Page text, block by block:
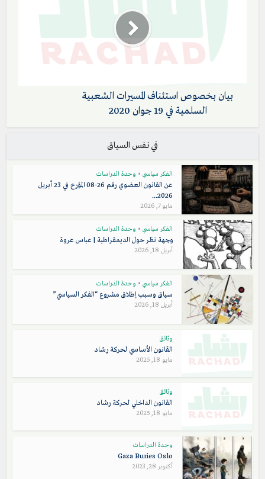
بيان بخصوص استئناف المسيرات الشعبية
السلمية في 19 جوان 2020
في نفس السياق
الفكر سياسي • وحدة الدراسات
عن القانون العضوي رقم 26-08 المؤرخ في 23 أبريل
2026...
مايو 7, 2026
الفكر سياسي • وحدة الدراسات
وجهة نظر حول الديمقراطية | عباس عروة
أبريل 18, 2026
الفكر سياسي • وحدة الدراسات
سياق وسبب إطلاق مشروع “الفكر السياسي”
أبريل 18, 2026
وثائق
القانون الأساسي لحركة رشاد
مايو 18, 2025
وثائق
القانون الداخلي لحركة رشاد
مايو 18, 2025
وحدة الدراسات
Gaza Buries Oslo
أكتوبر 28, 2023